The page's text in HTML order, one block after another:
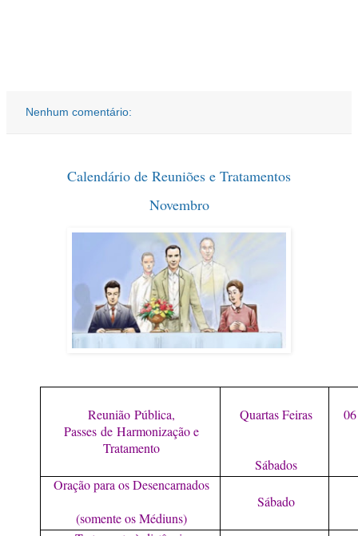
Nenhum comentário:
Calendário de Reuniões e Tratamentos
Novembro
ReuniãoPública,
Passesde Harmonização e
Tratamento
Quartas Feiras
Sábados
Oração para os Desencarnados
(somente os Médiuns)
Sábado